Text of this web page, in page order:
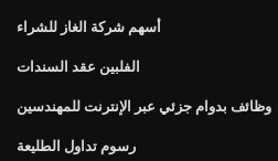
أسهم شركة الغاز للشراء
الفلبين عقد السندات
وظائف بدوام جزئي عبر الإنترنت للمهندسين
رسوم تداول الطليعة